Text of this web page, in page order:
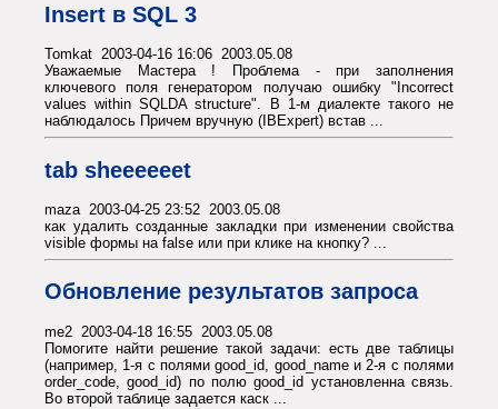
Insert в SQL 3
Tomkat 2003-04-16 16:06 2003.05.08
Уважаемые Мастера ! Проблема - при заполнения
ключевого поля генератором получаю ошибку "Incorrect
values within SQLDA structure". В 1-м диалекте такого не
наблюдалось Причем вручную (IBExpert) встав ...
tab sheeeeeet
maza 2003-04-25 23:52 2003.05.08
как удалить созданные закладки при изменении свойства
visible формы на false или при клике на кнопку? ...
Обновление результатов запроса
me2 2003-04-18 16:55 2003.05.08
Помогите найти решение такой задачи: есть две таблицы
(например, 1-я с полями good_id, good_name и 2-я с полями
order_code, good_id) по полю good_id установленна связь.
Во второй таблице задается каск ...